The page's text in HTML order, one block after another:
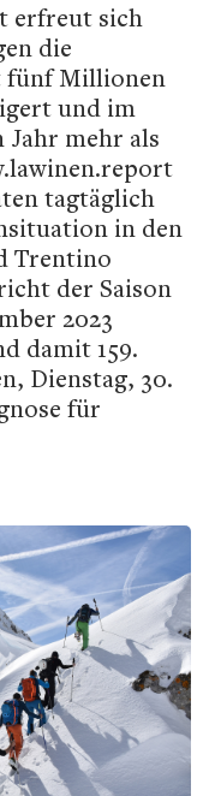
erfreut sich
die
fünf Millionen
und im
Jahr mehr als
tagtäglich
in den
Trentino
der Saison
2023
damit 159.
Dienstag, 30.
für